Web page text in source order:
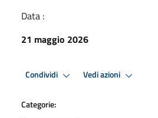
Data :
21 maggio 2026
Condividi Vedi azioni
Categorie: